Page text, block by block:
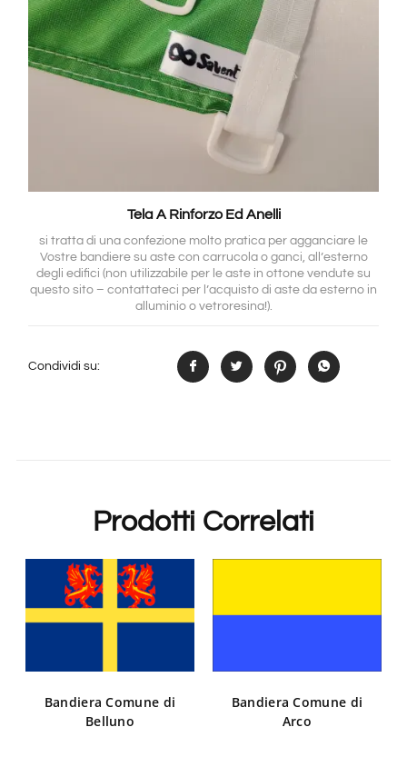
Tela A Rinforzo Ed Anelli
si tratta di una confezione molto pratica per agganciare le
Vostre bandiere su aste con carrucola o ganci, all’esterno
degli edifici (non utilizzabile per le aste in ottone vendute su
questo sito – contattateci per l’acquisto di aste da esterno in
alluminio o vetroresina!).
Condividi su:
Prodotti Correlati
Bandiera Comune di
Belluno
Bandiera Comune di
Arco